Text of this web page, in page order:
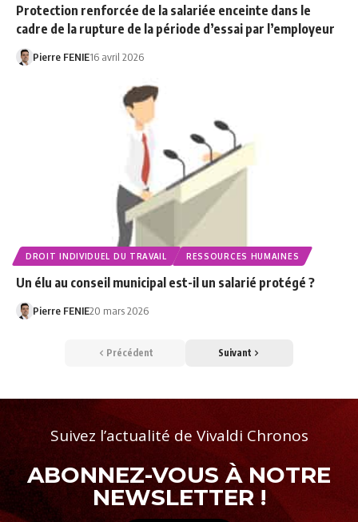
Protection renforcée de la salariée enceinte dans le
cadre de la rupture de la période d’essai par l’employeur
Pierre FENIE16 avril 2026
DROIT INDIVIDUEL DU TRAVAIL RESSOURCES HUMAINES
Un élu au conseil municipal est-il un salarié protégé ?
Pierre FENIE20 mars 2026
Précédent Suivant
Suivez l’actualité de Vivaldi Chronos
ABONNEZ-VOUS À NOTRE
NEWSLETTER !